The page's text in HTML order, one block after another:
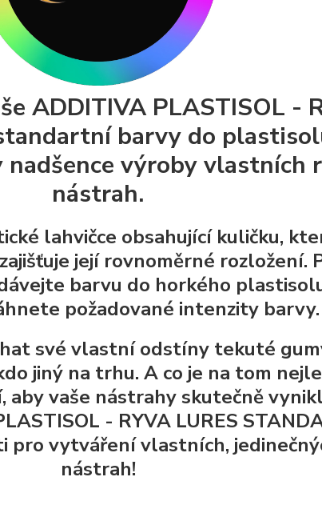
ADDITIVA PLASTISOL -
barvy do
nadšence výroby vlastních
nástrah.
lahvičce obsahující kuličku,
její rovnoměrné rozložení.
barvu do horkého
požadované intenzity barvy.
své vlastní odstíny tekuté
jiný na trhu. A co je na tom
aby vaše nástrahy skutečně
- RYVA LURES
pro vytváření vlastních,
nástrah!